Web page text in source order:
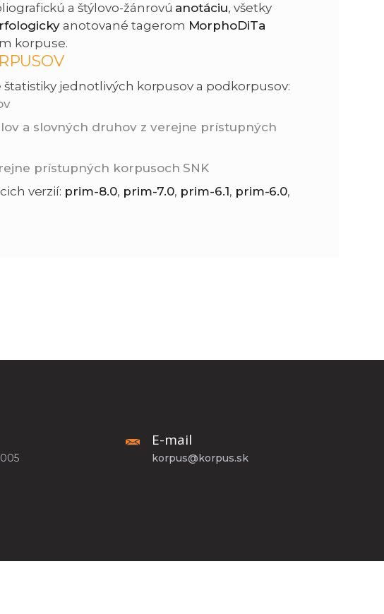
a štýlovo-žánrovú anotáciu, všetky
anotované tagerom MorphoDiTa
korpuse.
jednotlivých korpusov a podkorpusov:
a slovných druhov z verejne prístupných
prístupných korpusoch SNK
verzií: prim-8.0, prim-7.0, prim-6.1, prim-6.0,
005
E-mail
korpus@korpus.sk